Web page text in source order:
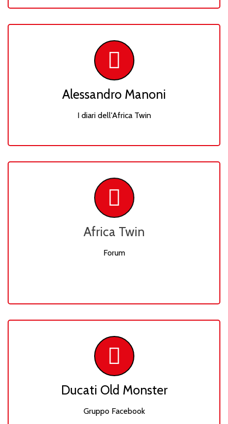
Alessandro Manoni
I diari dell'Africa Twin
Africa Twin
Forum
Ducati Old Monster
Gruppo Facebook